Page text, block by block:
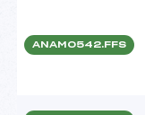
ANAM0542.FFS